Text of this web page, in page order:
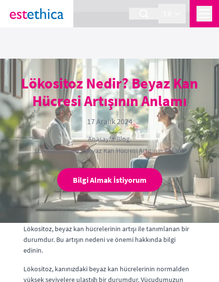
section Service {
Lökositoz Nedir? Beyaz Kan
Hücresi Artışının Anlamı
17 Aralık 2024
Anasayfa›Blog›
Lökositoz Nedir? Beyaz Kan Hücresi Artışının Anlamı
Bilgi Almak İstiyorum
Lökositoz, beyaz kan hücrelerinin artışı ile tanımlanan bir
durumdur. Bu artışın nedeni ve önemi hakkında bilgi
edinin.
Lökositoz, kanınızdaki beyaz kan hücrelerinin normalden
yüksek seviyelere ulaştığı bir durumdur. Vücudumuzun